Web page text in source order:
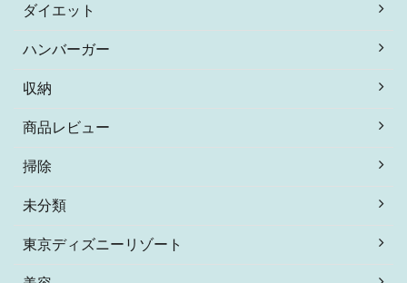
ダイエット
ハンバーガー
収納
商品レビュー
掃除
未分類
東京ディズニーリゾート